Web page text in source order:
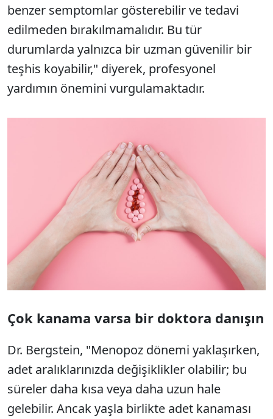
benzer semptomlar gösterebilir ve tedavi
edilmeden bırakılmamalıdır. Bu tür
durumlarda yalnızca bir uzman güvenilir bir
teşhis koyabilir," diyerek, profesyonel
yardımın önemini vurgulamaktadır.
Çok kanama varsa bir doktora danışın
Dr. Bergstein, "Menopoz dönemi yaklaşırken,
adet aralıklarınızda değişiklikler olabilir; bu
süreler daha kısa veya daha uzun hale
gelebilir. Ancak yaşla birlikte adet kanaması